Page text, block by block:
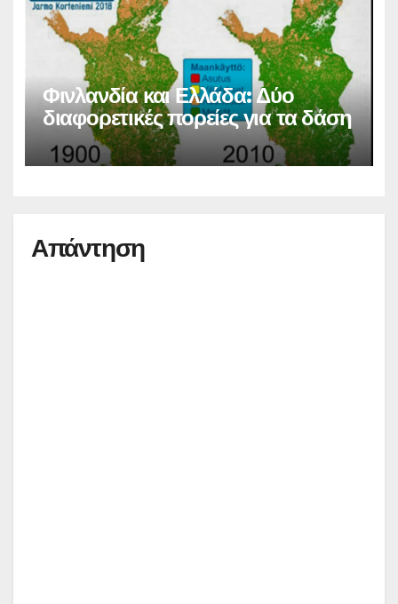
Φινλανδία και Ελλάδα: Δύο
διαφορετικές πορείες για τα δάση
Απάντηση